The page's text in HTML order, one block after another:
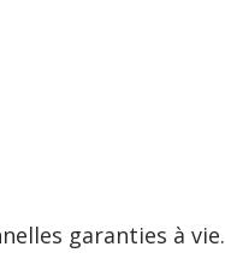
garanties à vie.